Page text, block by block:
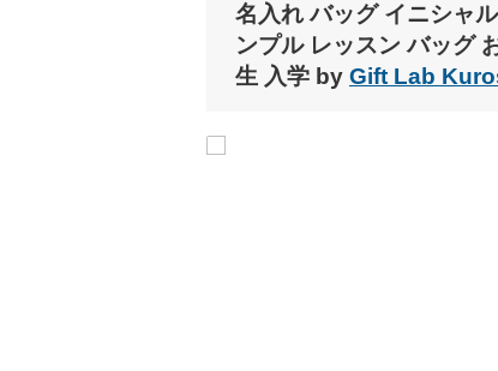
名入れ バッグ イニシャ
ンプル レッスン バッグ
生 入学 by Gift Lab